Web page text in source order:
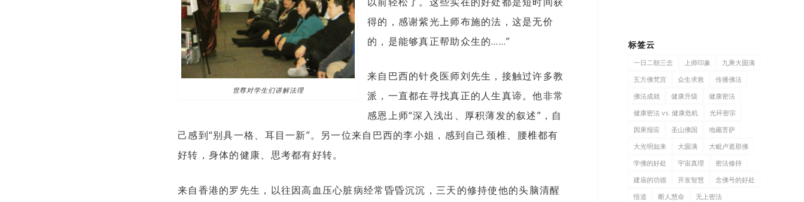
世尊对学生们讲解法理
得的，感谢紫光上师布施的法，这是无价
的，是能够真正帮助众生的……”
来自巴西的针灸医师刘先生，接触过许多教
派，一直都在寻找真正的人生真谛。他非常
感恩上师“深入浅出、厚积薄发的叙述”，自
己感到“别具一格、耳目一新”。另一位来自巴西的李小姐，感到自己颈椎、腰椎都有
好转，身体的健康、思考都有好转。
来自香港的罗先生，以往因高血压心脏病经常昏昏沉沉，三天的修持使他的头脑清醒
标签云
一日二朝三念 上师印象
九乘大圆满
五方佛梵宫
众生求救
传播佛法
佛法成就
健康升级
健康密法
健康密法 vs. 健康危机
光环密宗
因果报应
圣山佛国
地藏菩萨
大光明如来
大圆满
大毗卢遮那佛
学佛的好处
宇宙真理
密法修持
建庙的功德
开发智慧
念佛号的好处
悟道
断人慧命
无上密法